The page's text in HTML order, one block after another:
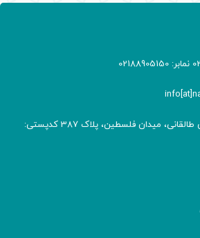
آدرس: پسـتی تهران، خیابان طالقانی، میدان فلسطین، پلاک 387 کدپستی: